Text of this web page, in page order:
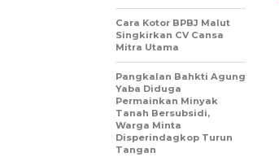
Cara Kotor BPBJ Malut
Singkirkan CV Cansa
Mitra Utama
Pangkalan Bahkti Agung
Yaba Diduga
Permainkan Minyak
Tanah Bersubsidi,
Warga Minta
Disperindagkop Turun
Tangan